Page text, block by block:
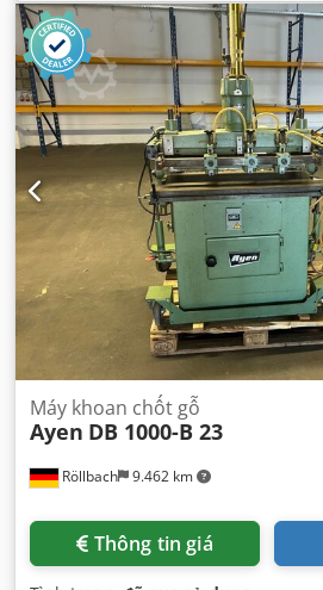
Röllbach 9.462 km
Máy khoan chốt gỗ
Ayen DB 1000-B 23
Thông tin giá